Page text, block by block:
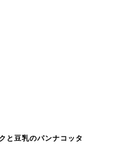
と豆乳のパンナコッタ